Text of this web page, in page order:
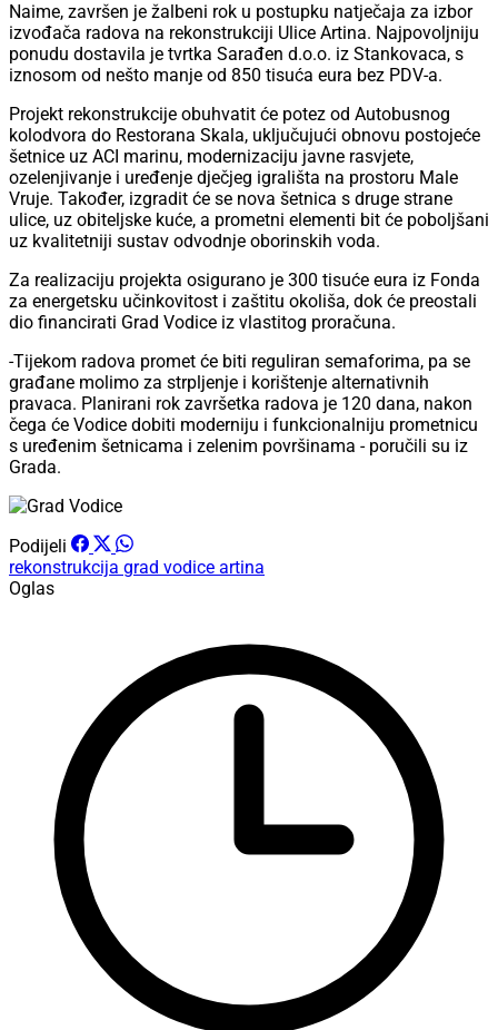
Naime, završen je žalbeni rok u postupku natječaja za izbor
izvođača radova na rekonstrukciji Ulice Artina. Najpovoljniju
ponudu dostavila je tvrtka Sarađen d.o.o. iz Stankovaca, s
iznosom od nešto manje od 850 tisuća eura bez PDV-a.
Projekt rekonstrukcije obuhvatit će potez od Autobusnog
kolodvora do Restorana Skala, uključujući obnovu postojeće
šetnice uz ACI marinu, modernizaciju javne rasvjete,
ozelenjivanje i uređenje dječjeg igrališta na prostoru Male
Vruje. Također, izgradit će se nova šetnica s druge strane
ulice, uz obiteljske kuće, a prometni elementi bit će poboljšani
uz kvalitetniji sustav odvodnje oborinskih voda.
Za realizaciju projekta osigurano je 300 tisuće eura iz Fonda
za energetsku učinkovitost i zaštitu okoliša, dok će preostali
dio financirati Grad Vodice iz vlastitog proračuna.
-Tijekom radova promet će biti reguliran semaforima, pa se
građane molimo za strpljenje i korištenje alternativnih
pravaca. Planirani rok završetka radova je 120 dana, nakon
čega će Vodice dobiti moderniju i funkcionalniju prometnicu
s uređenim šetnicama i zelenim površinama - poručili su iz
Grada.
Podijeli
rekonstrukcija grad vodice artina
Oglas